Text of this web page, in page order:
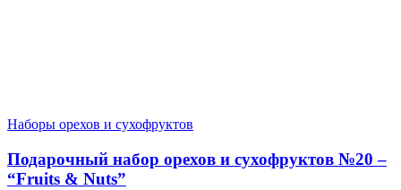
Наборы орехов и сухофруктов
Подарочный набор орехов и сухофруктов №20 –
“Fruits & Nuts”